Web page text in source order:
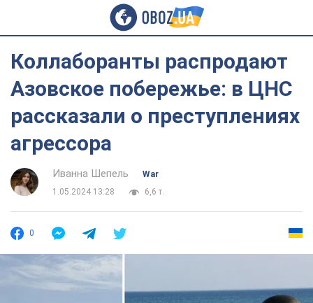
Коллаборанты распродают
Азовское побережье: в ЦНС
рассказали о преступлениях
агрессора
Иванна Шепель
War
1.05.2024 13:28
6,6 т.
0